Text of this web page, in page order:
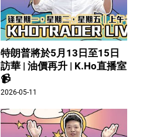
特朗普將於5月13日至15日
訪華 | 油價再升 | K.Ho直播室
📹
2026-05-11